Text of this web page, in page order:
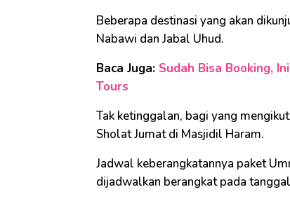
Beberapa destinasi yang akan
Nabawi dan Jabal Uhud.
Baca Juga: Sudah Bisa Booking,
Tours
Tak ketinggalan, bagi yang
Sholat Jumat di Masjidil Haram.
Jadwal keberangkatannya paket
dijadwalkan berangkat pada